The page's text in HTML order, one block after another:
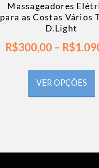
Massageadores
para as Costas Vários
D.Light
R$300,00– R$
VER OPÇÕES